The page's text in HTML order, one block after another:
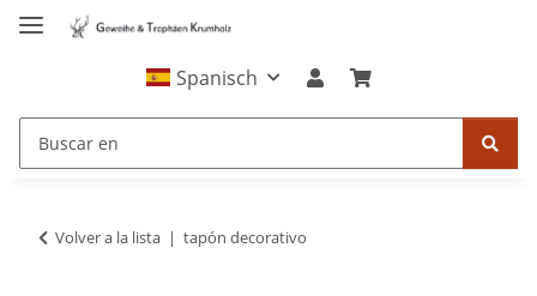
Spanisch
Volver a la lista tapón decorativo